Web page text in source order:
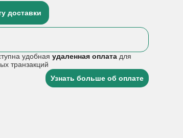
доставки
удобнаяудаленная оплата для
транзакций
Узнать больше об оплате